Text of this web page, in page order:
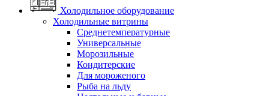
Холодильное оборудование
Холодильные витрины
Среднетемпературные
Универсальные
Морозильные
Кондитерские
Для мороженого
Рыба на льду